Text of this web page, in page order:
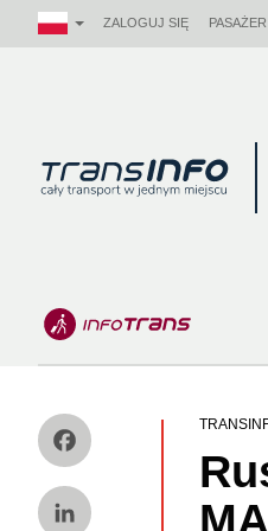
ZALOGUJ SIĘ PASAŻER
Logo
Facebook